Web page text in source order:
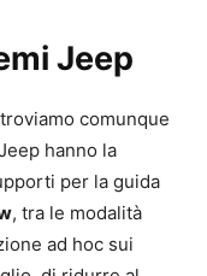
Jeep
comunque
hanno la
per la guida
, tra le modalità
ad hoc sui